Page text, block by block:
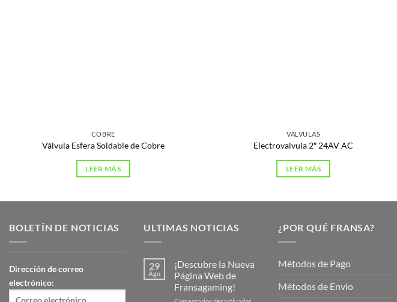
COBRE
Válvula Esfera Soldable de Cobre
LEER MÁS
VÁLVULAS
Electrovalvula 2″ 24AV AC
LEER MÁS
BOLETÍN DE NOTICIAS
Dirección de correo
electrónico:
ULTIMAS NOTICIAS
29
Ago
¡Descubre la Nueva
Página Web de
Fransagaming!
¿POR QUÉ FRANSA?
Métodos de Pago
Métodos de Envio